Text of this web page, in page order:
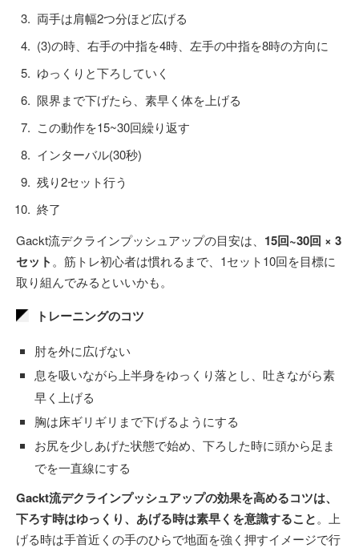
両手は肩幅2つ分ほど広げる
(3)の時、右手の中指を4時、左手の中指を8時の方向に
ゆっくりと下ろしていく
限界まで下げたら、素早く体を上げる
この動作を15~30回繰り返す
インターバル(30秒)
残り2セット行う
終了
Gackt流デクラインプッシュアップの目安は、 15回~30回 × 3
セット 。筋トレ初心者は慣れるまで、1セット10回を目標に
取り組んでみるといいかも。
トレーニングのコツ
肘を外に広げない
息を吸いながら上半身をゆっくり落とし、吐きながら素
早く上げる
胸は床ギリギリまで下げるようにする
お尻を少しあげた状態で始め、下ろした時に頭から足ま
でを一直線にする
Gackt流デクラインプッシュアップの効果を高めるコツは、
下ろす時はゆっくり、あげる時は素早くを意識すること。上
げる時は手首近くの手のひらで地面を強く押すイメージで行